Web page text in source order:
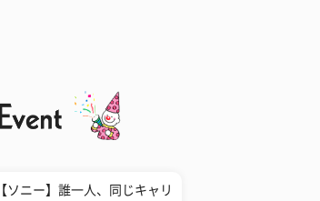
【ソニー】誰一人、同じキャリ